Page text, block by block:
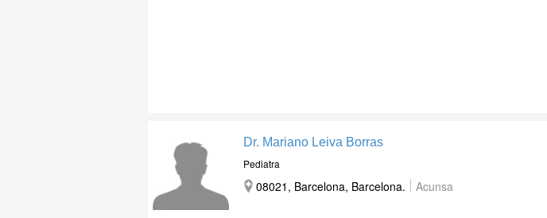
Dr. Mariano Leiva Borras
Pediatra
08021, Barcelona, Barcelona. Acunsa